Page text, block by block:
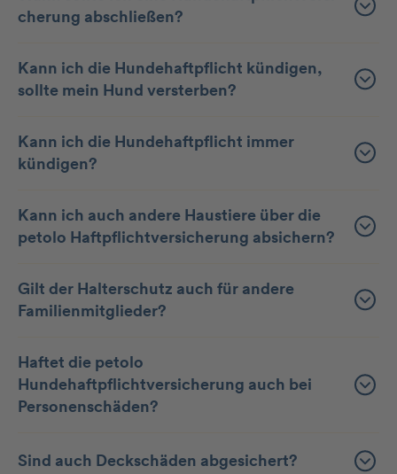
che­rung abschließen?
Kann ich die Hunde­haft­pflicht kündigen,
sollte mein Hund versterben?
Kann ich die Hunde­haft­pflicht immer
kündigen?
Kann ich auch andere Haustiere über die
petolo Haftpflichtversicherung absichern?
Gilt der Halterschutz auch für andere
Familienmitglieder?
Haftet die petolo
Hundehaftpflichtversicherung auch bei
Personenschäden?
Sind auch Deckschäden abgesichert?